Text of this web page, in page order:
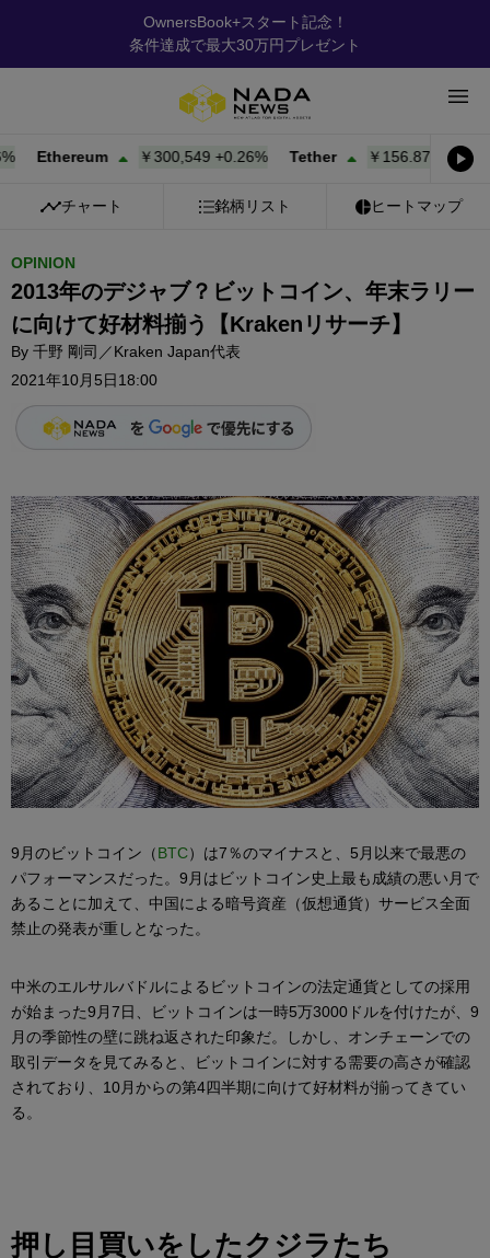
OwnersBook+スタート記念！
条件達成で最大30万円プレゼント
￥300,549+ 0.26% Tether ￥156.87+0.01%
チャート 銘柄リスト ヒートマップ
OPINION
2013年のデジャブ？ビットコイン、年末ラリー
に向けて好材料揃う【Krakenリサーチ】
By 千野 剛司／Kraken Japan代表
2021年10月5日18:00
9月のビットコイン（BTC）は7％のマイナスと、5月以来で最悪の
パフォーマンスだった。9月はビットコイン史上最も成績の悪い月で
あることに加えて、中国による暗号資産（仮想通貨）サービス全面
禁止の発表が重しとなった。
中米のエルサルバドルによるビットコインの法定通貨としての採用
が始まった9月7日、ビットコインは一時5万3000ドルを付けたが、9
月の季節性の壁に跳ね返された印象だ。しかし、オンチェーンでの
取引データを見てみると、ビットコインに対する需要の高さが確認
されており、10月からの第4四半期に向けて好材料が揃ってきてい
る。
押し目買いをしたクジラたち